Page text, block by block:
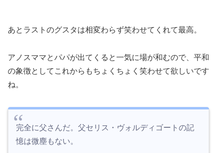
あとラストのグスタは相変わらず笑わせてくれて最高。
アノスママとパパが出てくると一気に場が和むので、平和
の象徴としてこれからもちょくちょく笑わせて欲しいです
ね。
完全に父さんだ。父セリス・ヴォルディゴートの記
憶は微塵もない。